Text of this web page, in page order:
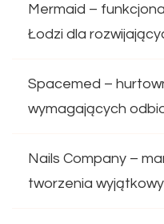
Mermaid –
Łodzi dla
Spacemed –
wymagających
Nails Company –
tworzenia